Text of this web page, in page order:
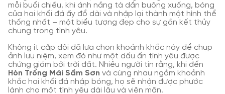
mỗi buổi chiều, khi ánh nắng tà dần buông xuống, bóng
của hai khối đá ấy đổ dài và nhập lại thành một hình thể
thống nhất – một biểu tượng đẹp cho sự gắn kết thủy
chung trong tình yêu.
Không ít cặp đôi đã lựa chọn khoảnh khắc này để chụp
ảnh lưu niệm, xem đó như một dấu ấn tình yêu được
chứng giám bởi trời đất. Nhiều người tin rằng, khi đến
Hòn Trống Mái Sầm Sơn và cùng nhau ngắm khoảnh
khắc hai khối đá nhập bóng, họ sẽ nhận được phước
lành cho một tình yêu dài lâu và viên mãn.